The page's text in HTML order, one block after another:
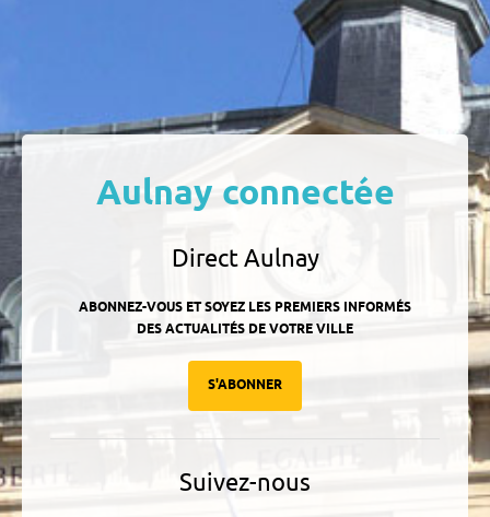
Aulnay connectée
Direct Aulnay
ABONNEZ-VOUS ET SOYEZ LES PREMIERS INFORMÉS
DES ACTUALITÉS DE VOTRE VILLE
S'ABONNER
Suivez-nous